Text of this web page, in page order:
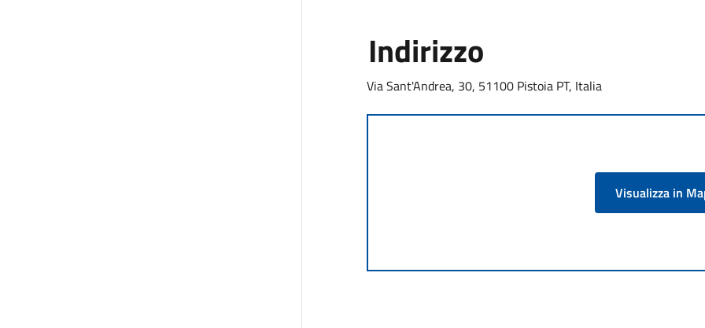
Indirizzo
Via Sant'Andrea, 30, 51100 Pistoia PT, Italia
Visualizza in